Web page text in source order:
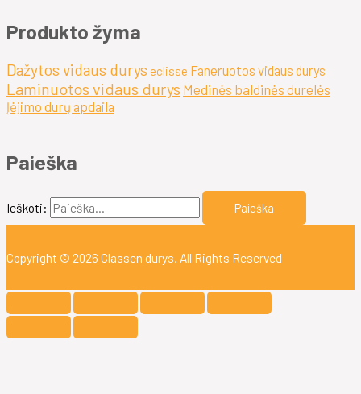
Produkto žyma
Dažytos vidaus durys eclisse Faneruotos vidaus durys
Laminuotos vidaus durys Medinės baldinės durelės
Įėjimo durų apdaila
Paieška
Ieškoti:
Copyright © 2026 Classen durys . All Rights Reserved